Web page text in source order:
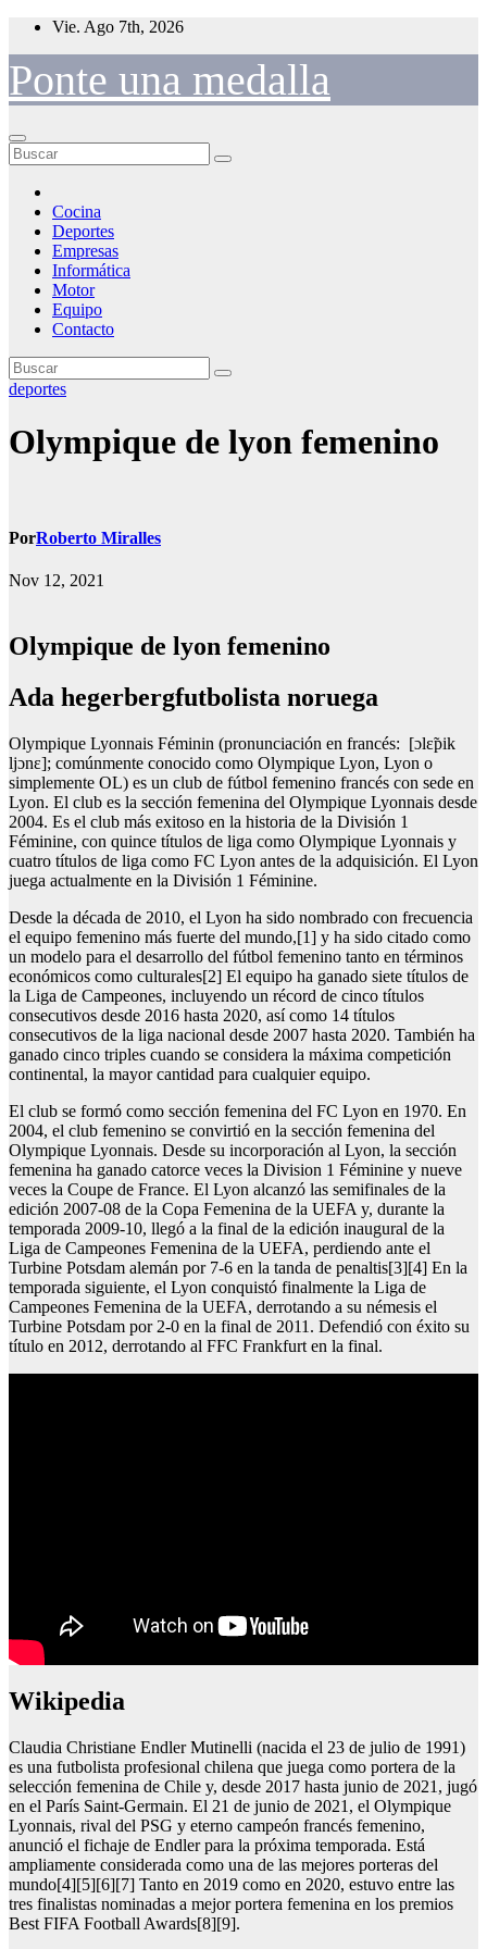
Saltar
contenido
Vie. Ago 7th, 2026
Ponte una medalla
Cocina
Deportes
Empresas
Informática
Motor
Equipo
Contacto
deportes
Olympique de lyon femenino
PorRoberto Miralles
Nov 12, 2021
Olympique de lyon femenino
Ada hegerbergfutbolista noruega
Olympique Lyonnais Féminin (pronunciación en francés: [ɔlɛ̃pik
ljɔnɛ]; comúnmente conocido como Olympique Lyon, Lyon o
simplemente OL) es un club de fútbol femenino francés con sede en
Lyon. El club es la sección femenina del Olympique Lyonnais desde
2004. Es el club más exitoso en la historia de la División 1
Féminine, con quince títulos de liga como Olympique Lyonnais y
cuatro títulos de liga como FC Lyon antes de la adquisición. El Lyon
juega actualmente en la División 1 Féminine.
Desde la década de 2010, el Lyon ha sido nombrado con frecuencia
el equipo femenino más fuerte del mundo,[1] y ha sido citado como
un modelo para el desarrollo del fútbol femenino tanto en términos
económicos como culturales[2] El equipo ha ganado siete títulos de
la Liga de Campeones, incluyendo un récord de cinco títulos
consecutivos desde 2016 hasta 2020, así como 14 títulos
consecutivos de la liga nacional desde 2007 hasta 2020. También ha
ganado cinco triples cuando se considera la máxima competición
continental, la mayor cantidad para cualquier equipo.
El club se formó como sección femenina del FC Lyon en 1970. En
2004, el club femenino se convirtió en la sección femenina del
Olympique Lyonnais. Desde su incorporación al Lyon, la sección
femenina ha ganado catorce veces la Division 1 Féminine y nueve
veces la Coupe de France. El Lyon alcanzó las semifinales de la
edición 2007-08 de la Copa Femenina de la UEFA y, durante la
temporada 2009-10, llegó a la final de la edición inaugural de la
Liga de Campeones Femenina de la UEFA, perdiendo ante el
Turbine Potsdam alemán por 7-6 en la tanda de penaltis[3][4] En la
temporada siguiente, el Lyon conquistó finalmente la Liga de
Campeones Femenina de la UEFA, derrotando a su némesis el
Turbine Potsdam por 2-0 en la final de 2011. Defendió con éxito su
título en 2012, derrotando al FFC Frankfurt en la final.
Wikipedia
Claudia Christiane Endler Mutinelli (nacida el 23 de julio de 1991)
es una futbolista profesional chilena que juega como portera de la
selección femenina de Chile y, desde 2017 hasta junio de 2021, jugó
en el París Saint-Germain. El 21 de junio de 2021, el Olympique
Lyonnais, rival del PSG y eterno campeón francés femenino,
anunció el fichaje de Endler para la próxima temporada. Está
ampliamente considerada como una de las mejores porteras del
mundo[4][5][6][7] Tanto en 2019 como en 2020, estuvo entre las
tres finalistas nominadas a mejor portera femenina en los premios
Best FIFA Football Awards[8][9].